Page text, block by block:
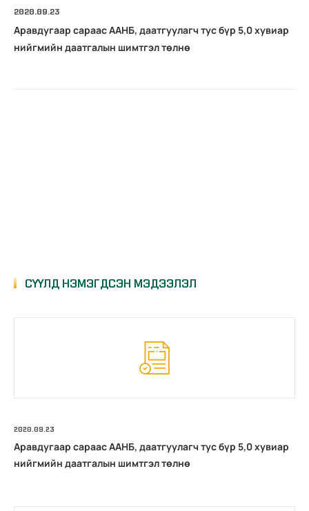
2020.09.23
Аравдугаар сараас ААНБ, даатгуулагч тус бүр 5,0 хувиар
нийгмийн даатгалын шимтгэл төлнө
СҮҮЛД НЭМЭГДСЭН МЭДЭЭЛЭЛ
2020.09.23
Аравдугаар сараас ААНБ, даатгуулагч тус бүр 5,0 хувиар
нийгмийн даатгалын шимтгэл төлнө